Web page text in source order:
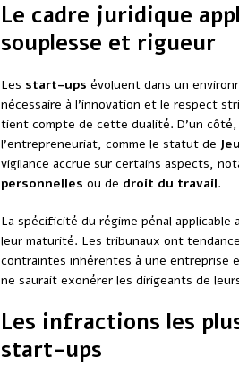
Le cadre juridique
souplesse et rigueur
Les start-ups évoluent dans un
nécessaire à l’innovation et le respect
tient compte de cette dualité. D’un
l’entrepreneuriat, comme le statut de
vigilance accrue sur certains aspects,
personnelles ou de droit du travail.
La spécificité du régime pénal
leur maturité. Les tribunaux ont
contraintes inhérentes à une entreprise
ne saurait exonérer les dirigeants de
Les infractions les
start-ups